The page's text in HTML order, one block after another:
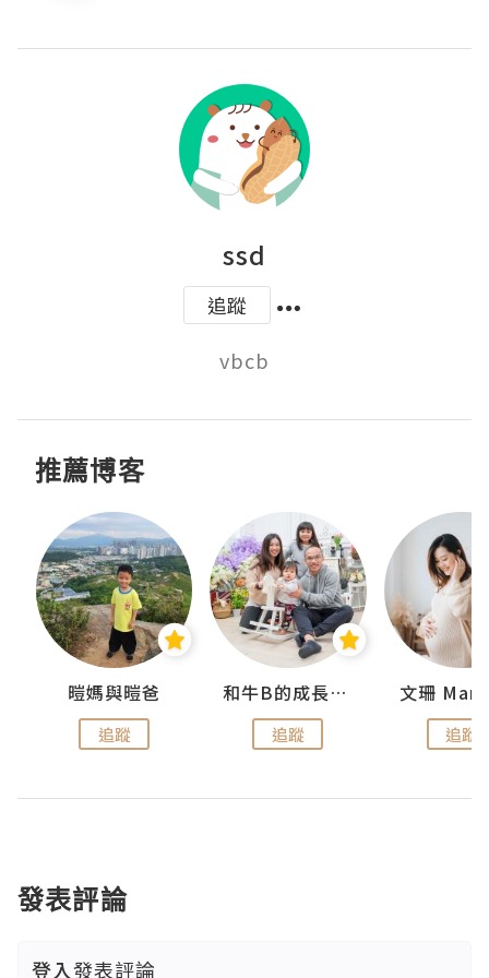
ssd
追蹤
vbcb
推薦博客
暟媽與暟爸
追蹤
和牛B的成長日記
追蹤
文珊
追蹤
發表評論
登入發表評論